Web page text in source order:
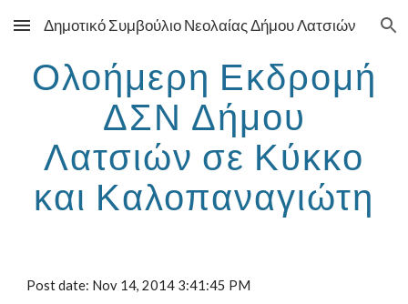
Skip to main content Skip to navigation
Δημοτικό Συμβούλιο Νεολαίας Δήμου Λατσιών
Ολοήμερη Εκδρομή
ΔΣΝ Δήμου
Λατσιών σε Κύκκο
και Καλοπαναγιώτη
Post date: Nov 14, 2014 3:41:45 PM